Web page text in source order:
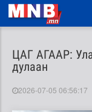
ЦАГ АГААР:
дулаан
2026-07-05 06:56:17